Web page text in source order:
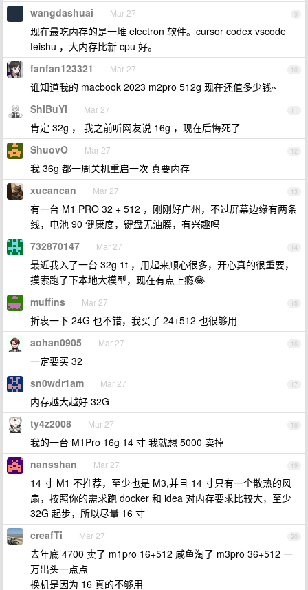
9
wangdashuai Mar 27
现在最吃内存的是一堆 electron 软件。cursor codex vscode
feishu ，大内存比新 cpu 好。
10
fanfan123321 Mar 27
谁知道我的 macbook 2023 m2pro 512g 现在还值多少钱~
11
ShiBuYi Mar 27
肯定 32g ， 我之前听网友说 16g ，现在后悔死了
12
ShuovO Mar 27
我 36g 都一周关机重启一次 真要内存
13
xucancan Mar 27
有一台 M1 PRO 32 + 512 ，刚刚好广州，不过屏幕边缘有两条
线，电池 90 健康度，键盘无油膜，有兴趣吗
14
732870147 Mar 27
最近我入了一台 32g 1t ，用起来顺心很多，开心真的很重要，
摸索跑了下本地大模型，现在有点上瘾😂
15
muffins Mar 27
折衷一下 24G 也不错，我买了 24+512 也很够用
16
aohan0905 Mar 27
一定要买 32
17
sn0wdr1am Mar 27
内存越大越好 32G
18
ty4z2008 Mar 27
我的一台 M1Pro 16g 14 寸 我就想 5000 卖掉
19
nansshan Mar 27
14 寸 M1 不推荐，至少也是 M3,并且 14 寸只有一个散热的风
扇，按照你的需求跑 docker 和 idea 对内存要求比较大，至少
32G 起步，所以尽量 16 寸
20
creafTi Mar 27
去年底 4700 卖了 m1pro 16+512 咸鱼淘了 m3pro 36+512 一
万出头一点点
换机是因为 16 真的不够用